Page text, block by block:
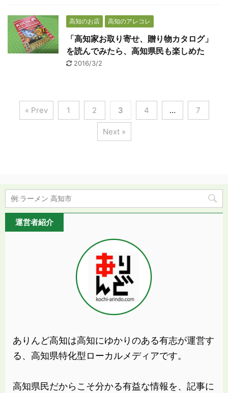
高知のお店 高知のアレコレ
「高知家お取り寄せ、贈り物カタログ」
を読んでみたら、高知県民も楽しめた
2016/3/2
« Prev 1 2 3 4 … 7
Next »
運営者紹介
ありんど高知は高知にゆかりのある有志が運営す
る、高知県特化型ローカルメディアです。
高知県民だからこそ分かる有益な情報を、記事に